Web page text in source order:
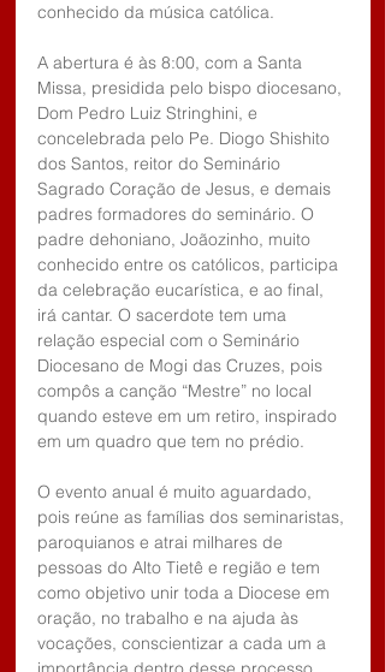
conhecido da música católica.
A abertura é às 8:00, com a Santa
Missa, presidida pelo bispo diocesano,
Dom Pedro Luiz Stringhini, e
concelebrada pelo Pe. Diogo Shishito
dos Santos, reitor do Seminário
Sagrado Coração de Jesus, e demais
padres formadores do seminário. O
padre dehoniano, Joãozinho, muito
conhecido entre os católicos, participa
da celebração eucarística, e ao final,
irá cantar. O sacerdote tem uma
relação especial com o Seminário
Diocesano de Mogi das Cruzes, pois
compôs a canção “Mestre” no local
quando esteve em um retiro, inspirado
em um quadro que tem no prédio.
O evento anual é muito aguardado,
pois reúne as famílias dos seminaristas,
paroquianos e atrai milhares de
pessoas do Alto Tietê e região e tem
como objetivo unir toda a Diocese em
oração, no trabalho e na ajuda às
vocações, conscientizar a cada um a